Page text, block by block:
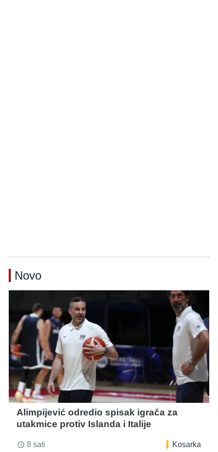
Novo
Alimpijević odredio spisak igrača za
utakmice protiv Islanda i Italije
access_time 8 sati Kosarka